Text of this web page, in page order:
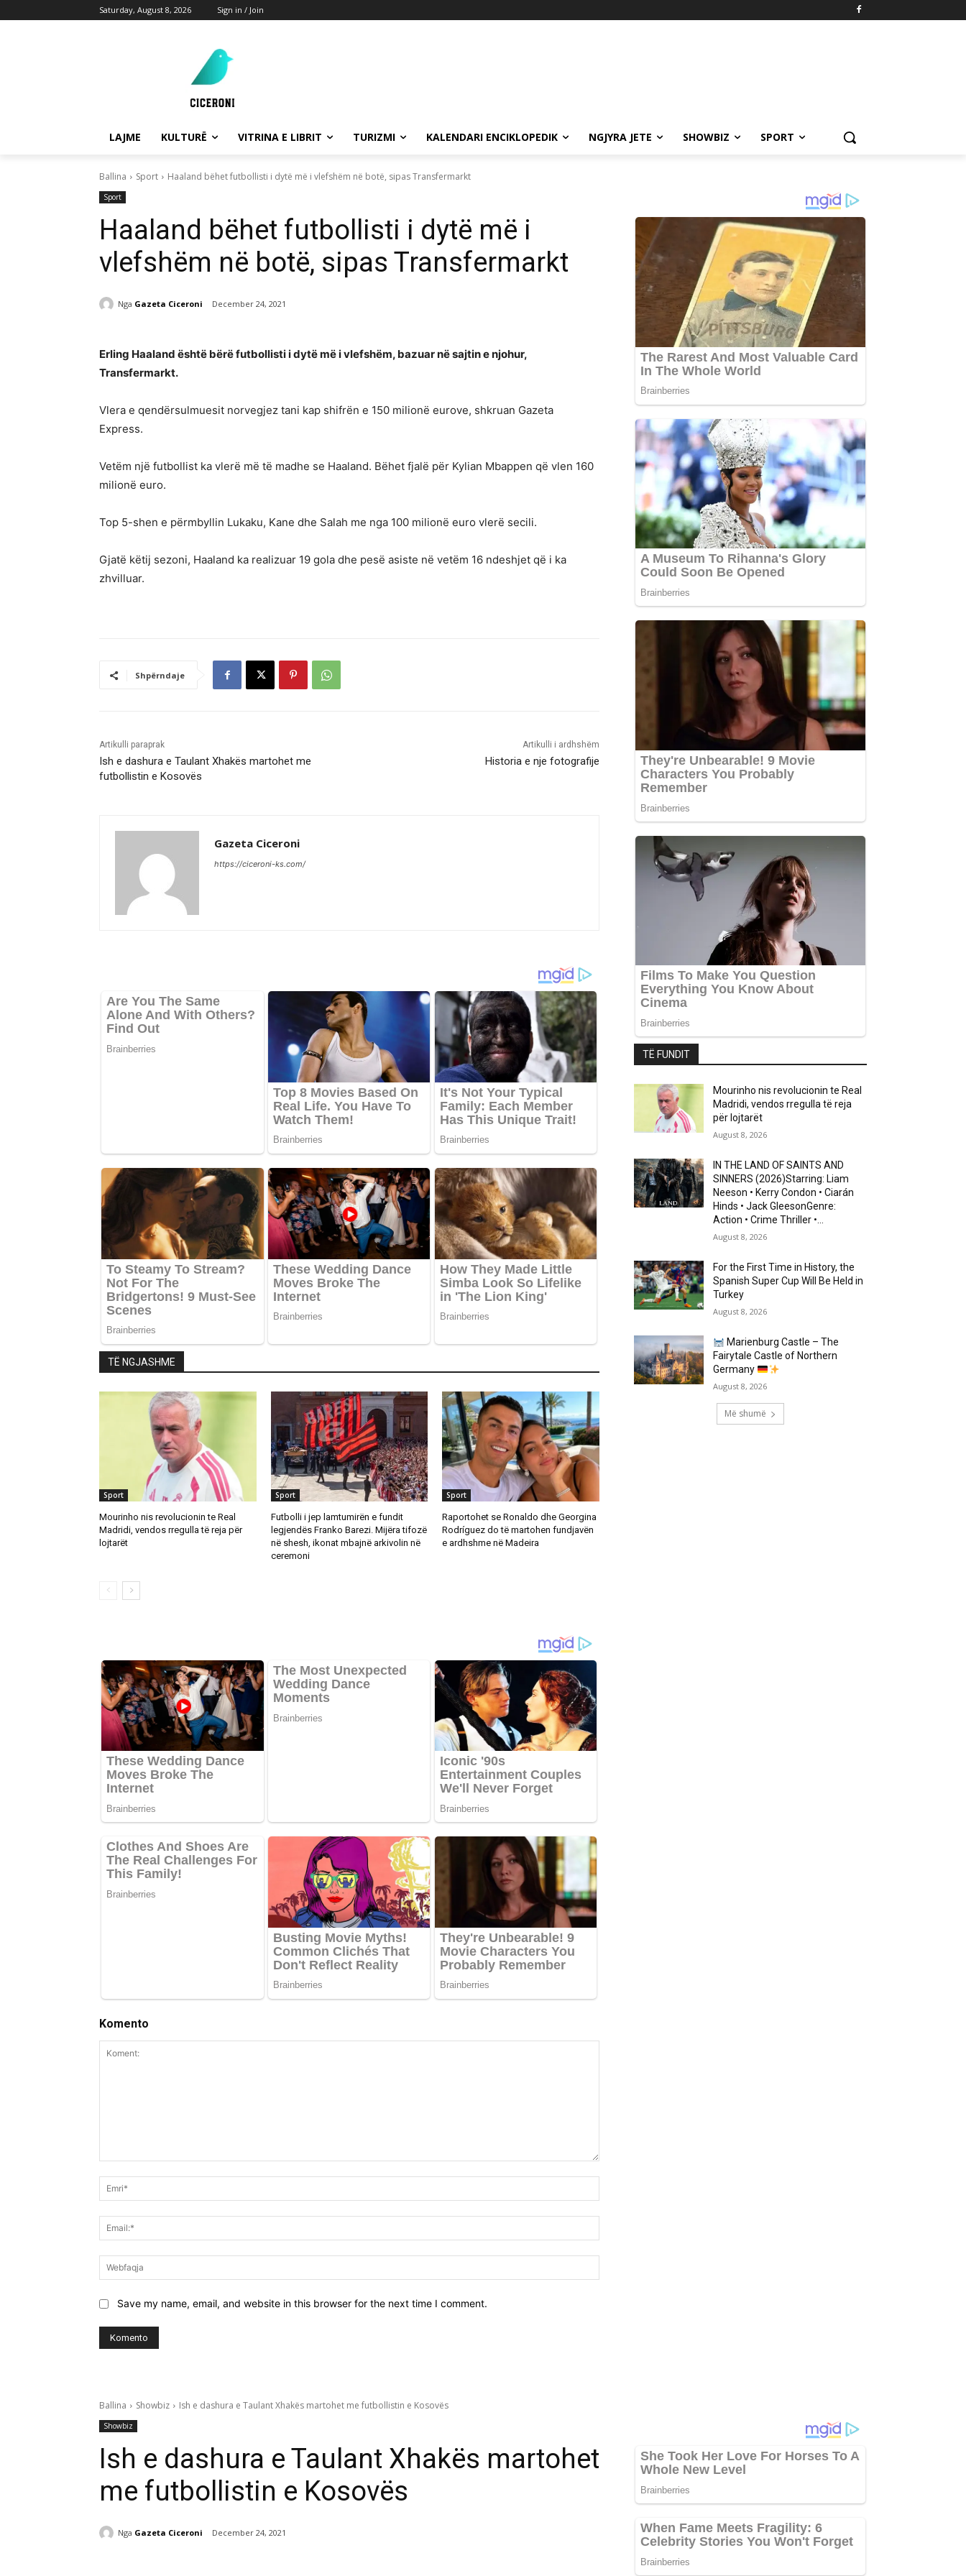
Saturday, August 8, 2026 Sign in / Join
LAJME KULTURË VITRINA E LIBRIT TURIZMI KALENDARI ENCIKLOPEDIK NGJYRA JETE SHOWBIZ SPORT
Ballina Sport Haaland bëhet futbollisti i dytë më i vlefshëm në botë, sipas Transfermarkt
Sport
Haaland bëhet futbollisti i dytë më i
vlefshëm në botë, sipas Transfermarkt
Nga Gazeta Ciceroni December 24, 2021
Erling Haaland është bërë futbollisti i dytë më i vlefshëm, bazuar në sajtin e njohur,
Transfermarkt.
Vlera e qendërsulmuesit norvegjez tani kap shifrën e 150 milionë eurove, shkruan Gazeta
Express.
Vetëm një futbollist ka vlerë më të madhe se Haaland. Bëhet fjalë për Kylian Mbappen që vlen 160
milionë euro.
Top 5-shen e përmbyllin Lukaku, Kane dhe Salah me nga 100 milionë euro vlerë secili.
Gjatë këtij sezoni, Haaland ka realizuar 19 gola dhe pesë asiste në vetëm 16 ndeshjet që i ka
zhvilluar.
Shpërndaje
Artikulli paraprak
Ish e dashura e Taulant Xhakës martohet me
futbollistin e Kosovës
Artikulli i ardhshëm
Historia e nje fotografije
Gazeta Ciceroni
https://ciceroni-ks.com/
TË NGJASHME
Sport
Mourinho nis revolucionin te Real
Madridi, vendos rregulla të reja për
lojtarët
Sport
Futbolli i jep lamtumirën e fundit
legjendës Franko Barezi. Mijëra tifozë
në shesh, ikonat mbajnë arkivolin në
ceremoni
Sport
Raportohet se Ronaldo dhe Georgina
Rodríguez do të martohen fundjavën
e ardhshme në Madeira
Komento
Save my name, email, and website in this browser for the next time I comment.
TË FUNDIT
Mourinho nis revolucionin te Real
Madridi, vendos rregulla të reja
për lojtarët
August 8, 2026
IN THE LAND OF SAINTS AND
SINNERS (2026)Starring: Liam
Neeson • Kerry Condon • Ciarán
Hinds • Jack GleesonGenre:
Action • Crime Thriller •...
August 8, 2026
For the First Time in History, the
Spanish Super Cup Will Be Held in
Turkey
August 8, 2026
Marienburg Castle – The
Fairytale Castle of Northern
Germany
August 8, 2026
Më shumë